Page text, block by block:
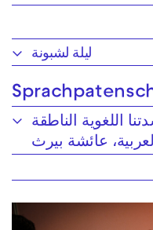
ليلة لشبونة
اللغوية الناطقة
عائشة بيرث